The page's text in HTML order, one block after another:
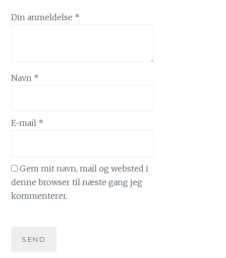
Din anmeldelse *
Navn *
E-mail *
Gem mit navn, mail og websted i
denne browser til næste gang jeg
kommenterer.